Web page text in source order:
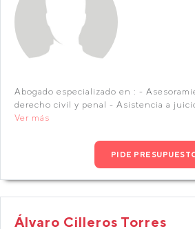
Abogado especializado en : -
derecho civil y penal - Asistencia a
Ver más
PIDE
Álvaro Cilleros Torres